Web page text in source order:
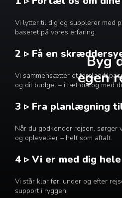
Byg
egen
Vi lytter til dig og supplerer med
baseret på vores erfaring.
2 ▹ Få en
Vi sammensætter et forslag
og dit budget – i tæt dialog med
3 ▹ Fra planlægning
Når du godkender rejsen, sørger
og oplevelser – helt som aftalt.
4 ▹ Vi er med dig
Vi står klar før, under og efter
support i ryggen.